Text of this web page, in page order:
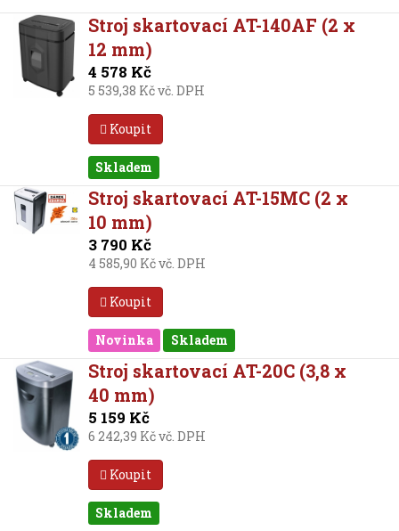
Stroj skartovací AT-140AF (2 x
12 mm)
4 578 Kč
5 539,38 Kč vč. DPH
Koupit
Skladem
Stroj skartovací AT-15MC (2 x
10 mm)
3 790 Kč
4 585,90 Kč vč. DPH
Koupit
Novinka Skladem
Stroj skartovací AT-20C (3,8 x
40 mm)
5 159 Kč
6 242,39 Kč vč. DPH
Koupit
Skladem